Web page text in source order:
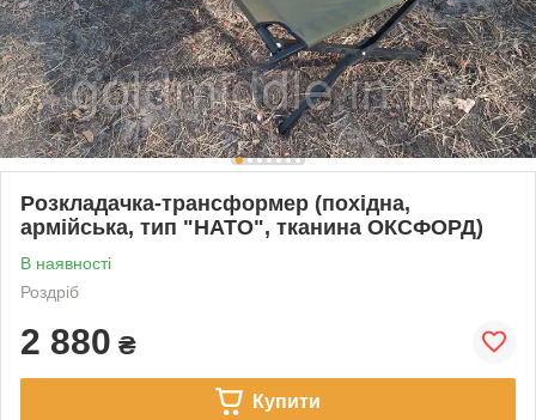
Розкладачка-трансформер (похідна,
армійська, тип "НАТО", тканина ОКСФОРД)
В наявності
Роздріб
2 880 ₴
Купити